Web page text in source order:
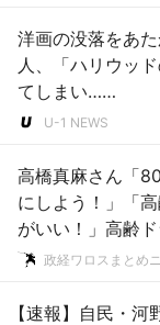
洋画の没落をあ
人、「ハリウッ
てしまい……
U-1 NEWS
高橋真麻さん「
にしよう！」「
がいい！」高齢
「新法案」を掲げ
政経ワロスまとめ
【速報】自民・